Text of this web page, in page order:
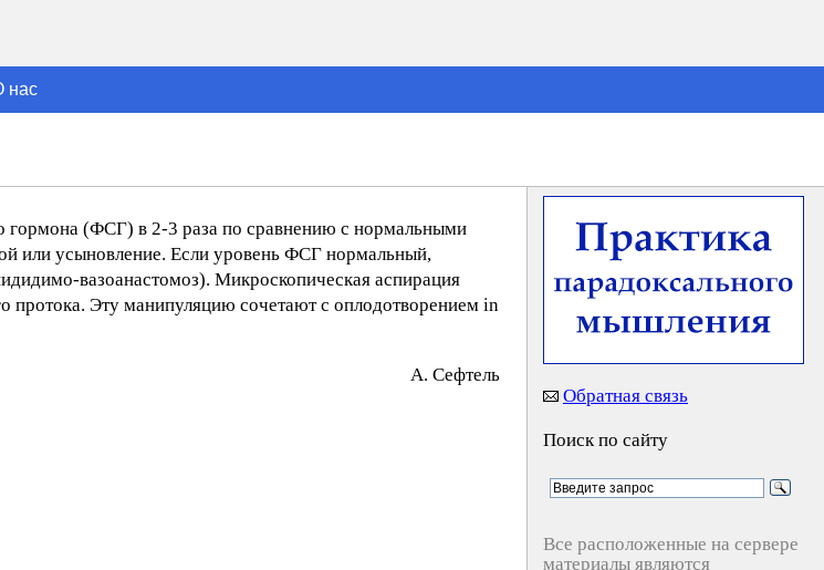
нас
гормона (ФСГ) в 2-3 раза по сравнению с нормальными
или усыновление. Если уровень ФСГ нормальный,
вазоанастомоз). Микроскопическая аспирация
протока. Эту манипуляцию сочетают с оплодотворением in
A. Ceфтeль
Обратная связь
Поиск по сайту
Все расположенные на сервере
материалы являются